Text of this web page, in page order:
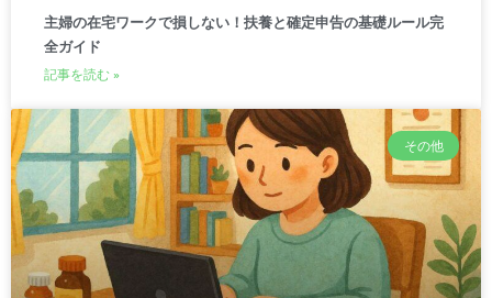
主婦の在宅ワークで損しない！扶養と確定申告の基礎ルール完
全ガイド
記事を読む »
その他